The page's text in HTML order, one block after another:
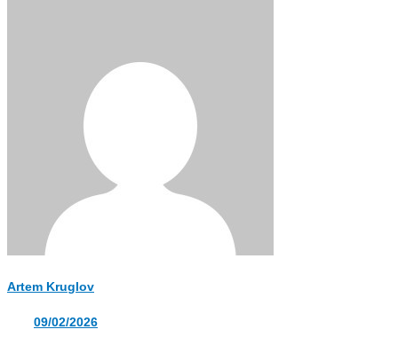
Artem Kruglov
09/02/2026